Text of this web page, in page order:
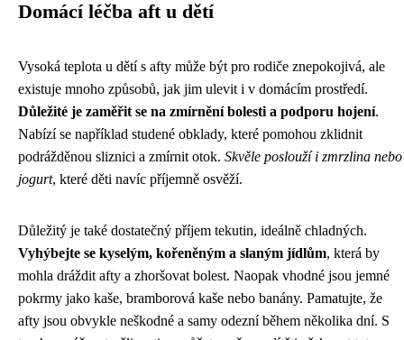
Domácí léčba aft u dětí
Vysoká teplota u dětí s afty může být pro rodiče znepokojivá, ale
existuje mnoho způsobů, jak jim ulevit i v domácím prostředí.
Důležité je zaměřit se na zmírnění bolesti a podporu hojení.
Nabízí se například studené obklady, které pomohou zklidnit
podrážděnou sliznici a zmírnit otok. Skvěle poslouží i zmrzlina nebo
jogurt, které děti navíc příjemně osvěží.
Důležitý je také dostatečný příjem tekutin, ideálně chladných.
Vyhýbejte se kyselým, kořeněným a slaným jídlům, která by
mohla dráždit afty a zhoršovat bolest. Naopak vhodné jsou jemné
pokrmy jako kaše, bramborová kaše nebo banány. Pamatujte, že
afty jsou obvykle neškodné a samy odezní během několika dní. S